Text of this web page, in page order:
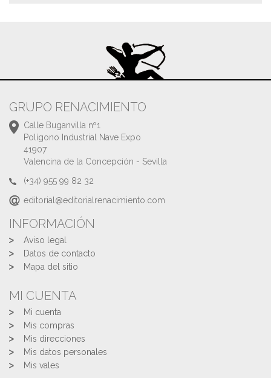
GRUPO RENACIMIENTO
Calle Buganvilla nº1
Polígono Industrial Nave Expo
41907
Valencina de la Concepción - Sevilla
(+34) 955 99 82 32
editorial@editorialrenacimiento.com
INFORMACIÓN
Aviso legal
Datos de contacto
Mapa del sitio
MI CUENTA
Mi cuenta
Mis compras
Mis direcciones
Mis datos personales
Mis vales